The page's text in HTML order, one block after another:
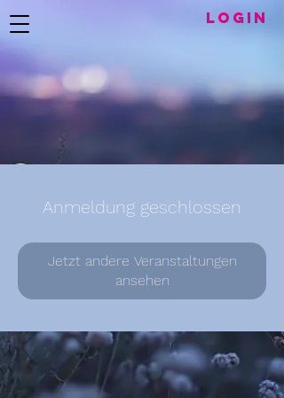
LogIN
Anmeldung geschlossen
Jetzt andere Veranstaltungen
ansehen